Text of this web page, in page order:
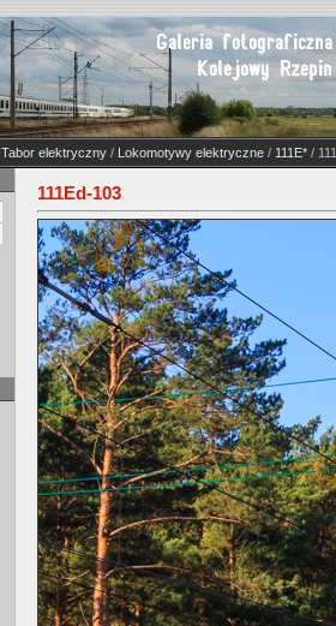
Tabor elektryczny / Lokomotywy elektryczne / 111E* /
111Ed-103